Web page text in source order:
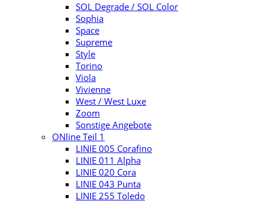
SOL Degrade / SOL Color
Sophia
Space
Supreme
Style
Torino
Viola
Vivienne
West / West Luxe
Zoom
Sonstige Angebote
ONline Teil 1
LINIE 005 Corafino
LINIE 011 Alpha
LINIE 020 Cora
LINIE 043 Punta
LINIE 255 Toledo